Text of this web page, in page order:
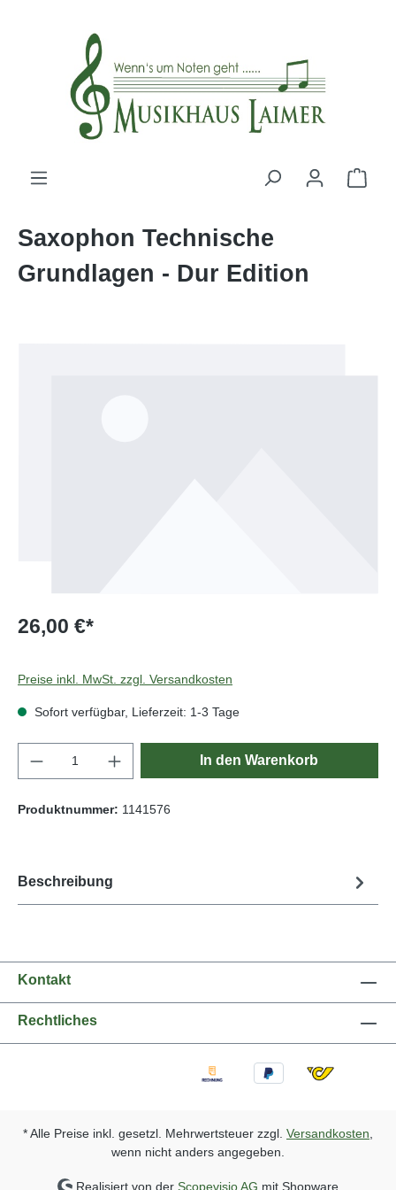
Saxophon Technische
Grundlagen - Dur Edition
26,00 €*
Preise inkl. MwSt. zzgl. Versandkosten
Sofort verfügbar, Lieferzeit: 1-3 Tage
Produkt Anzahl: Gib den gewünschten
In den Warenkorb
Produktnummer: 1141576
Beschreibung
Kontakt
Rechtliches
* Alle Preise inkl. gesetzl. Mehrwertsteuer zzgl. Versandkosten
wenn nicht anders angegeben.
Realisiert von der Scopevisio AG mit Shopware